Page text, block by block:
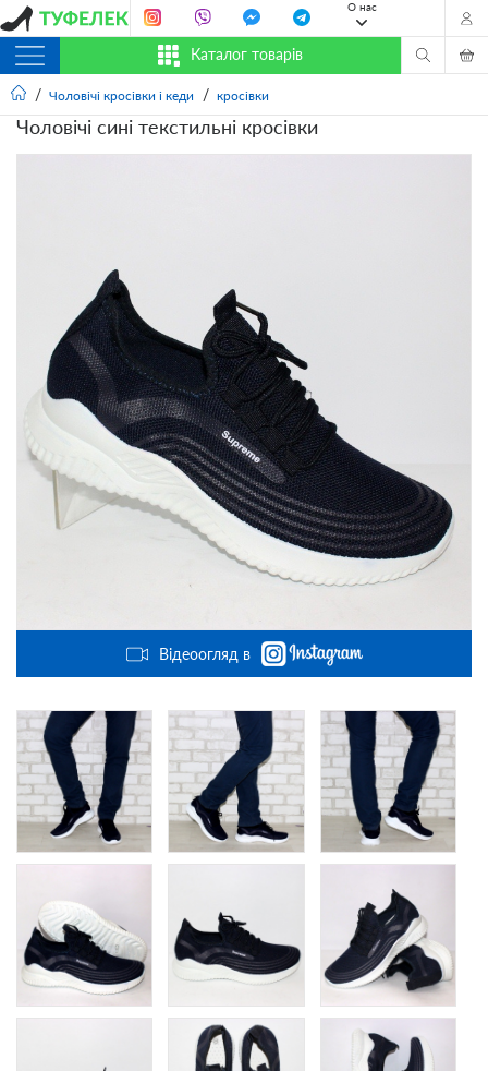
О нас
Каталог товарів
Чоловічі кросівки і кеди кросівки
Чоловічі сині текстильні кросівки
Відеоогляд в